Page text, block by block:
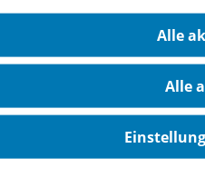
Lieferbar
Alle
Alle